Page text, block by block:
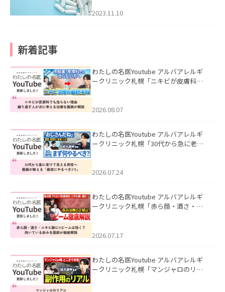
2023.11.10
新着記事
わたしの名医Youtube アルバアレルギ
ークリニック札幌「ニキビが皮膚科で
ました。
2026.08.07
わたしの名医Youtube アルバアレルギ
ークリニック札幌「30代から急に老け
た。
2026.07.24
わたしの名医Youtube アルバアレルギ
ークリニック札幌「赤ら顔・酒さ・ニ
した。
2026.07.17
わたしの名医Youtube アルバアレルギ
ークリニック札幌「マンジャロのリア